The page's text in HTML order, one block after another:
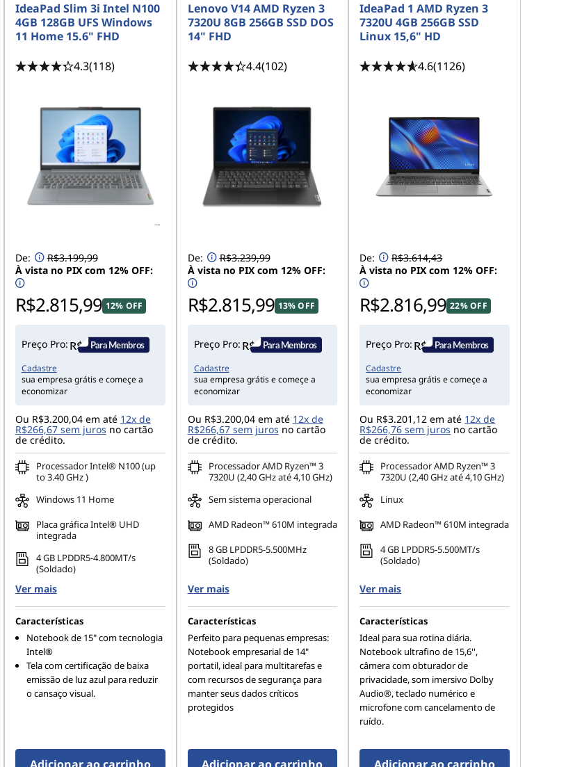
IdeaPad Slim 3i Intel N100
4GB 128GB UFS Windows
11 Home 15.6" FHD
4.3(118)
De:
R$3.199,99
À vista no PIX com 12% OFF:
R$2.815,99 12% OFF
Preço Pro:
Cadastre
sua empresa grátis e começe a
economizar
Ou R$3.200,04 em até 12x de
R$266,67 sem juros no cartão
de crédito.
Processador Intel® N100 (up
to 3.40 GHz )
Windows 11 Home
Placa gráfica Intel® UHD
integrada
4 GB LPDDR5-4.800MT/s
(Soldado)
Ver mais
Características
Notebook de 15" com tecnologia
Intel®
Tela com certificação de baixa
emissão de luz azul para reduzir
o cansaço visual.
Lenovo V14 AMD Ryzen 3
7320U 8GB 256GB SSD DOS
14" FHD
4.4(102)
De:
R$3.239,99
À vista no PIX com 12% OFF:
R$2.815,99 13% OFF
Preço Pro:
Cadastre
sua empresa grátis e começe a
economizar
Ou R$3.200,04 em até 12x de
R$266,67 sem juros no cartão
de crédito.
Processador AMD Ryzen™ 3
7320U (2,40 GHz até 4,10 GHz)
Sem sistema operacional
AMD Radeon™ 610M integrada
8 GB LPDDR5-5.500MHz
(Soldado)
Ver mais
Características
Perfeito para pequenas empresas:
Notebook empresarial de 14"
portatil, ideal para multitarefas e
com recursos de segurança para
manter seus dados críticos
protegidos
IdeaPad 1 AMD Ryzen 3
7320U 4GB 256GB SSD
Linux 15,6" HD
4.6(1126)
De:
R$3.614,43
À vista no PIX com 12% OFF:
R$2.816,99 22% OFF
Preço Pro:
Cadastre
sua empresa grátis e começe a
economizar
Ou R$3.201,12 em até 12x de
R$266,76 sem juros no cartão
de crédito.
Processador AMD Ryzen™ 3
7320U (2,40 GHz até 4,10 GHz)
Linux
AMD Radeon™ 610M integrada
4 GB LPDDR5-5.500MT/s
(Soldado)
Ver mais
Características
Ideal para sua rotina diária.
Notebook ultrafino de 15,6'',
câmera com obturador de
privacidade, som imersivo Dolby
Audio®, teclado numérico e
microfone com cancelamento de
ruído.